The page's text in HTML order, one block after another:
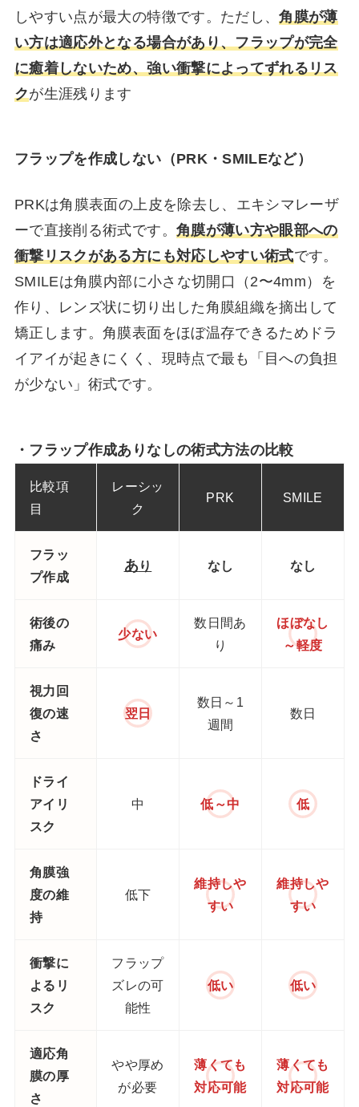
しやすい点が最大の特徴です。ただし、角膜が薄
い方は適応外となる場合があり、フラップが完全
に癒着しないため、強い衝撃によってずれるリス
クが生涯残ります
フラップを作成しない（PRK・SMILEなど）
PRKは角膜表面の上皮を除去し、エキシマレーザ
ーで直接削る術式です。 角膜が薄い方や眼部への
衝撃リスクがある方にも対応しやすい術式です。
SMILEは角膜内部に小さな切開口（2〜4mm）を
作り、レンズ状に切り出した角膜組織を摘出して
矯正します。角膜表面をほぼ温存できるためドラ
イアイが起きにくく、現時点で最も「目への負担
が少ない」術式です。
・フラップ作成ありなしの術式方法の比較
比較項
目
レーシッ
ク
PRK SMILE
フラッ
プ作成
あり なし なし
術後の
痛み
少ない
数日間あ
り
ほぼなし
～軽度
視力回
復の速
さ
翌日
数日～1
週間
数日
ドライ
アイリ
スク
中 低～中 低
角膜強
度の維
持
低下
維持しや
すい
維持しや
すい
衝撃に
よるリ
スク
フラップ
ズレの可
能性
低い 低い
適応角
膜の厚
さ
やや厚め
が必要
薄くても
対応可能
薄くても
対応可能